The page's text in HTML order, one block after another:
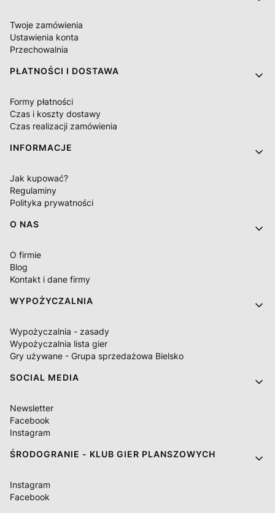
Twoje zamówienia
Ustawienia konta
Przechowalnia
PŁATNOŚCI I DOSTAWA
Formy płatności
Czas i koszty dostawy
Czas realizacji zamówienia
INFORMACJE
Jak kupować?
Regulaminy
Polityka prywatności
O NAS
O firmie
Blog
Kontakt i dane firmy
WYPOŻYCZALNIA
Wypożyczalnia - zasady
Wypożyczalnia lista gier
Gry używane - Grupa sprzedażowa Bielsko
SOCIAL MEDIA
Newsletter
Facebook
Instagram
ŚRODOGRANIE - KLUB GIER PLANSZOWYCH
Instagram
Facebook